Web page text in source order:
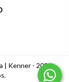
| Kenner - 2026.